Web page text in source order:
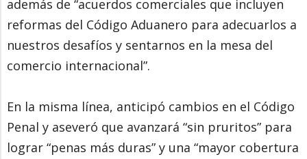
además de “acuerdos comerciales que incluyen
reformas del Código Aduanero para adecuarlos a
nuestros desafíos y sentarnos en la mesa del
comercio internacional”.
En la misma línea, anticipó cambios en el Código
Penal y aseveró que avanzará “sin pruritos” para
lograr “penas más duras” y una “mayor cobertura